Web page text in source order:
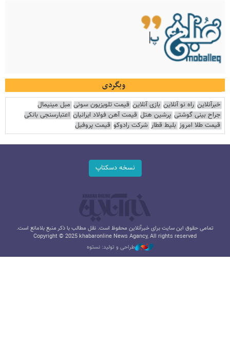
وبگردی
خبرآنلاین راه نو آنلاین بازی آنلاین قیمت تلویزیون سونی مبل مینیمال
جراح بینی گوشتی پرشین هتل قیمت آهن فولاد ایرانیان اعتبارسنجی بانکی
قیمت طلا امروز بلیط قطار شرکت رادوکو قیمت پروفیل
نسخه دسکتاپ
تمامی حقوق این سایت برای خبرآنلاین محفوظ است. نقل مطالب با ذکر منبع بلامانع است.
Copyright © 2025 khabaronline News Agancy, All rights reserved
طراحی و تولید: نستوه